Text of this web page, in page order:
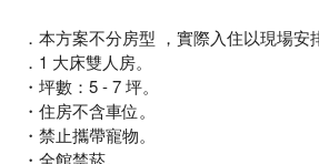
．本方案不分房型 ，實際入住以現場安
．1 大床雙人房。
・坪數：5 - 7 坪。
・住房不含車位。
・禁止攜帶寵物。
・全館禁菸。